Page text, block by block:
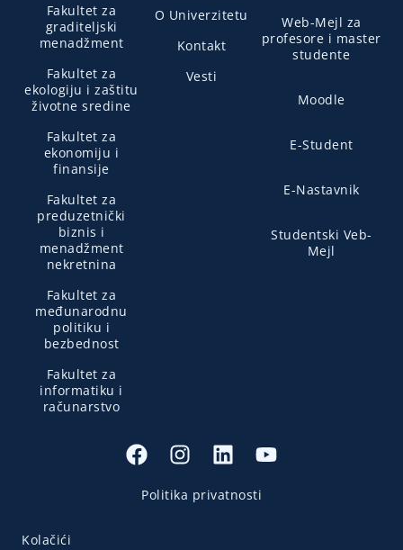
Fakultet za
graditeljski
menadžment
Fakultet za
ekologiju i zaštitu
životne sredine
Fakultet za
ekonomiju i
finansije
Fakultet za
preduzetnički
biznis i
menadžment
nekretnina
Fakultet za
međunarodnu
politiku i
bezbednost
Fakultet za
informatiku i
računarstvo
O Univerzitetu
Kontakt
Vesti
Web-Mejl za
profesore i master
studente
Moodle
E-Student
E-Nastavnik
Studentski Veb-
Mejl
Politika privatnosti
Kolačići